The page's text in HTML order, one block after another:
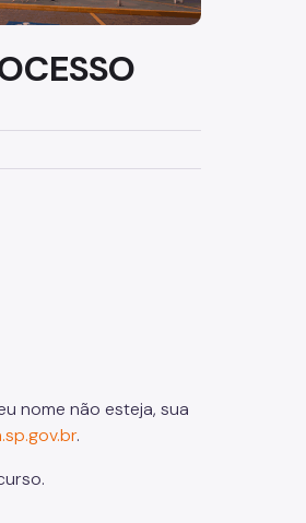
nome não esteja, sua
.